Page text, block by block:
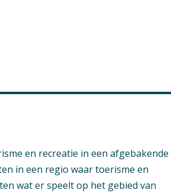
en recreatie in een afgebakende
in een regio waar toerisme en
wat er speelt op het gebied van